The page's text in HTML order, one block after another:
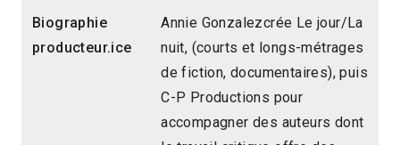
Biographie
producteur.ice
Annie Gonzalezcrée Le jour/La
nuit, (courts et longs-métrages
de fiction, documentaires), puis
C-P Productions pour
accompagner des auteurs dont